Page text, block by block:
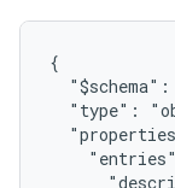
{
"$schema":
"type":